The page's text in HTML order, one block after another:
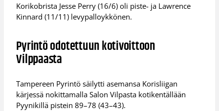
Korikobrista Jesse Perry (16/6) oli piste- ja Lawrence
Kinnard (11/11) levypalloykkönen.
Pyrintö odotettuun kotivoittoon
Vilppaasta
Tampereen Pyrintö säilytti asemansa Korisliigan
kärjessä nokittamalla Salon Vilpasta kotikentällään
Pyynikillä pistein 89–78 (43–43).